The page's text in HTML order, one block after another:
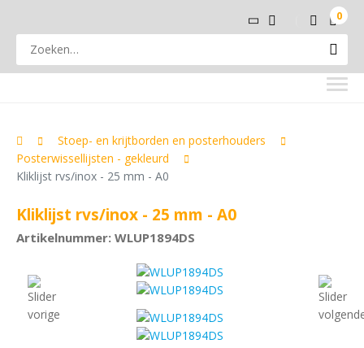
0
Stoep- en krijtborden en posterhouders
Posterwissellijsten - gekleurd
Kliklijst rvs/inox - 25 mm - A0
Kliklijst rvs/inox - 25 mm - A0
Artikelnummer: WLUP1894DS